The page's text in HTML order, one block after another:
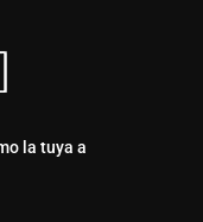
la tuya a